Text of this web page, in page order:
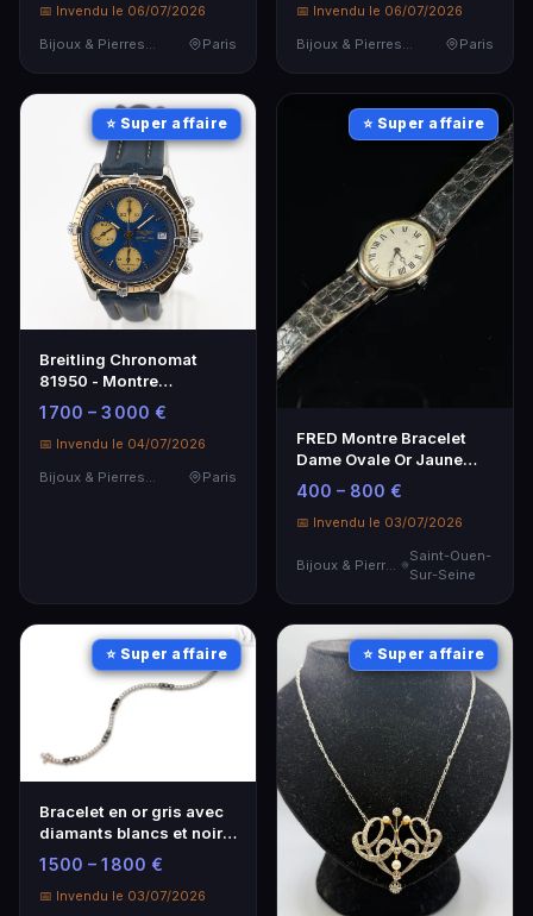
📅 Invendu le 06/07/2026
Paris
📅 Invendu le 06/07/2026
Paris
⭐ Super affaire
Breitling Chronomat
81950 - Montre
chronographe en acier et
cadran bleu
1 700 – 3 000 €
📅 Invendu le 04/07/2026
Paris
⭐ Super affaire
FRED Montre Bracelet
Dame Ovale Or Jaune
18K - Élégance et Luxe
400 – 800 €
📅 Invendu le 03/07/2026
Saint-Ouen-
Sur-Seine
⭐ Super affaire
Bracelet en or gris avec
diamants blancs et noirs
- Élégance intemporelle
1 500 – 1 800 €
📅 Invendu le 03/07/2026
⭐ Super affaire